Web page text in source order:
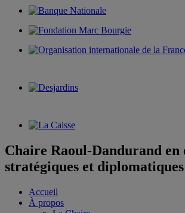
Chaire Raoul-Dandurand en
stratégiques et diplomatiques
Accueil
À propos